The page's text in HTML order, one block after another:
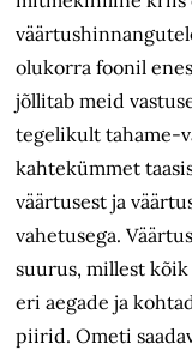
olukorra foonil
jõllitab meid
tegelikult tahame-
kahtekümmet
väärtusest ja
vahetusega.
suurus, millest
eri aegade ja
piirid. Ometi